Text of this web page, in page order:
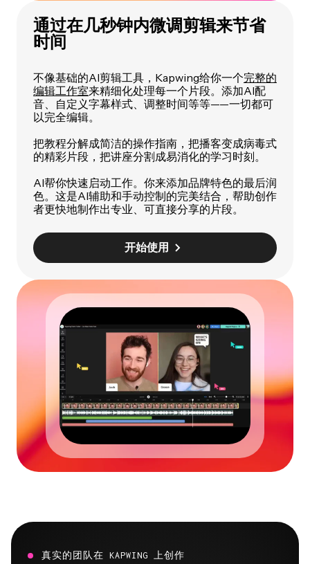
通过在几秒钟内微调剪辑来节省
时间
不像基础的AI剪辑工具，Kapwing给你一个完整的
编辑工作室来精细化处理每一个片段。添加AI配
音、自定义字幕样式、调整时间等等——一切都可
以完全编辑。
把教程分解成简洁的操作指南，把播客变成病毒式
的精彩片段，把讲座分割成易消化的学习时刻。
AI帮你快速启动工作。你来添加品牌特色的最后润
色。这是AI辅助和手动控制的完美结合，帮助创作
者更快地制作出专业、可直接分享的片段。
开始使用
真实的团队在 KAPWING 上创作